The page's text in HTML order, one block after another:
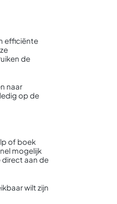
efficiënte
de
naar
op de
of boek
mogelijk
aan de
wilt zijn